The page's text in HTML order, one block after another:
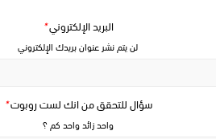
سؤال للتحقق من انك لست روبوت*
واحد زائد واحد كم ؟
البريد الإلكتروني*
لن يتم نشر عنوان بريدك الإلكتروني